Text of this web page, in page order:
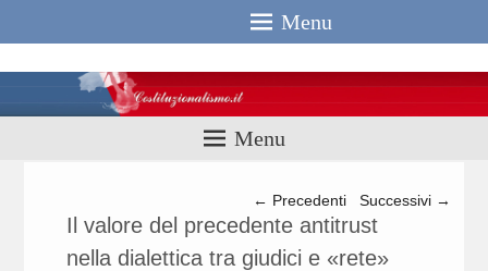
Menu
Menu
Navigazione articolo
← Precedenti Successivi →
Il valore del precedente antitrust
nella dialettica tra giudici e «rete»